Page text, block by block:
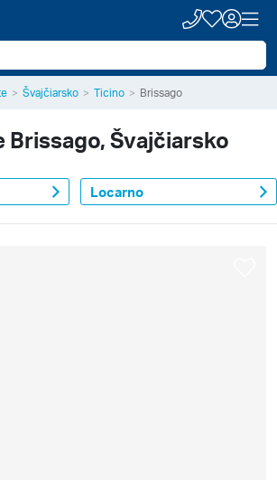
Švajčiarsko Ticino Brissago
Brissago, Švajčiarsko
Locarno